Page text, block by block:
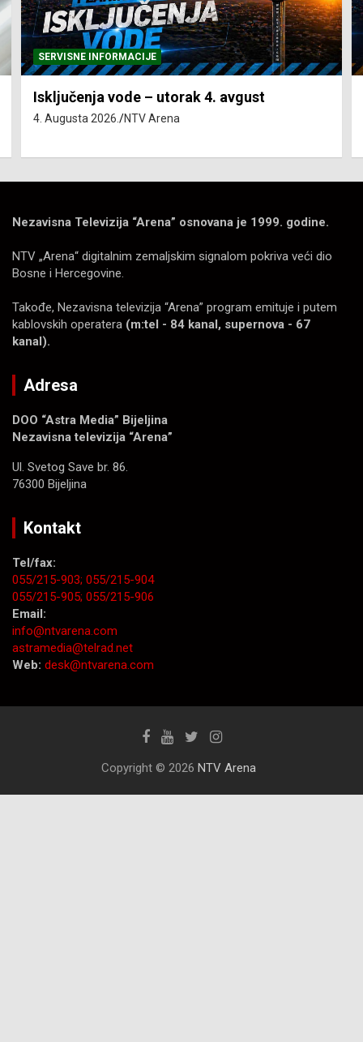
SERVISNE INFORMACIJE
Isključenja vode – utorak 4. avgust
4. Augusta 2026. NTV Arena
Nezavisna Televizija “Arena” osnovana je 1999. godine.
NTV „Arena“ digitalnim zemaljskim signalom pokriva veći dio
Bosne i Hercegovine.
Takođe, Nezavisna televizija “Arena” program emituje i putem
kablovskih operatera (m:tel - 84 kanal, supernova - 67
kanal).
Adresa
DOO “Astra Media” Bijeljina
Nezavisna televizija “Arena”
Ul. Svetog Save br. 86.
76300 Bijeljina
Kontakt
Tel/fax:
055/215-903; 055/215-904
055/215-905; 055/215-906
Email:
info@ntvarena.com
astramedia@telrad.net
Web: desk@ntvarena.com
Copyright © 2026 NTV Arena